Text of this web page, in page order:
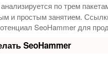
по трем
и простым занятием.
SeoHammer для
SeoHammer